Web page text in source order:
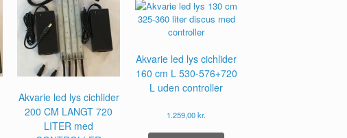
Akvarie led lys cichlider
200 CM LANGT 720
LITER med
Akvarie led lys cichlider
160 cm L 530-576+720
L uden controller
1.259,00kr.